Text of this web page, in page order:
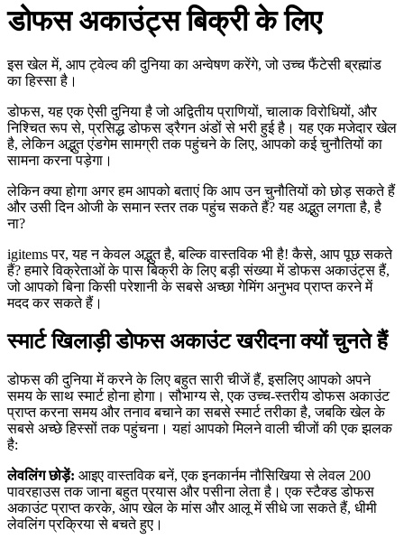
डोफस अकाउंट्स बिक्री के लिए
इस खेल में, आप ट्वेल्व की दुनिया का अन्वेषण करेंगे, जो उच्च फैंटेसी ब्रह्मांड
का हिस्सा है।
डोफस, यह एक ऐसी दुनिया है जो अद्वितीय प्राणियों, चालाक विरोधियों, और
निश्चित रूप से, प्रसिद्ध डोफस ड्रैगन अंडों से भरी हुई है। यह एक मजेदार खेल
है, लेकिन अद्भुत एंडगेम सामग्री तक पहुंचने के लिए, आपको कई चुनौतियों का
सामना करना पड़ेगा।
लेकिन क्या होगा अगर हम आपको बताएं कि आप उन चुनौतियों को छोड़ सकते हैं
और उसी दिन ओजी के समान स्तर तक पहुंच सकते हैं? यह अद्भुत लगता है, है
ना?
igitems पर, यह न केवल अद्भुत है, बल्कि वास्तविक भी है! कैसे, आप पूछ सकते
हैं? हमारे विक्रेताओं के पास बिक्री के लिए बड़ी संख्या में डोफस अकाउंट्स हैं,
जो आपको बिना किसी परेशानी के सबसे अच्छा गेमिंग अनुभव प्राप्त करने में
मदद कर सकते हैं।
स्मार्ट खिलाड़ी डोफस अकाउंट खरीदना क्यों चुनते हैं
डोफस की दुनिया में करने के लिए बहुत सारी चीजें हैं, इसलिए आपको अपने
समय के साथ स्मार्ट होना होगा। सौभाग्य से, एक उच्च-स्तरीय डोफस अकाउंट
प्राप्त करना समय और तनाव बचाने का सबसे स्मार्ट तरीका है, जबकि खेल के
सबसे अच्छे हिस्सों तक पहुंचना। यहां आपको मिलने वाली चीजों की एक झलक
है:
लेवलिंग छोड़ें: आइए वास्तविक बनें, एक इनकार्नम नौसिखिया से लेवल 200
पावरहाउस तक जाना बहुत प्रयास और पसीना लेता है। एक स्टैक्ड डोफस
अकाउंट प्राप्त करके, आप खेल के मांस और आलू में सीधे जा सकते हैं, धीमी
लेवलिंग प्रक्रिया से बचते हुए।